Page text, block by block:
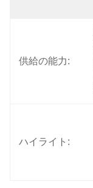
供給の能力:
ハイライト: